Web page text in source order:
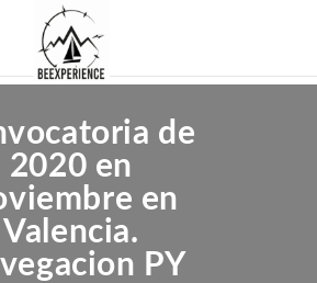
de
2020 en
en
Valencia.
PY